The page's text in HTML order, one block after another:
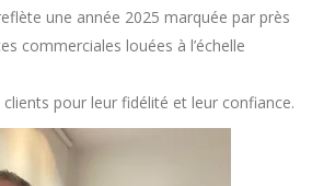
une année 2025 marquée par près
commerciales louées à l’échelle
pour leur fidélité et leur confiance.